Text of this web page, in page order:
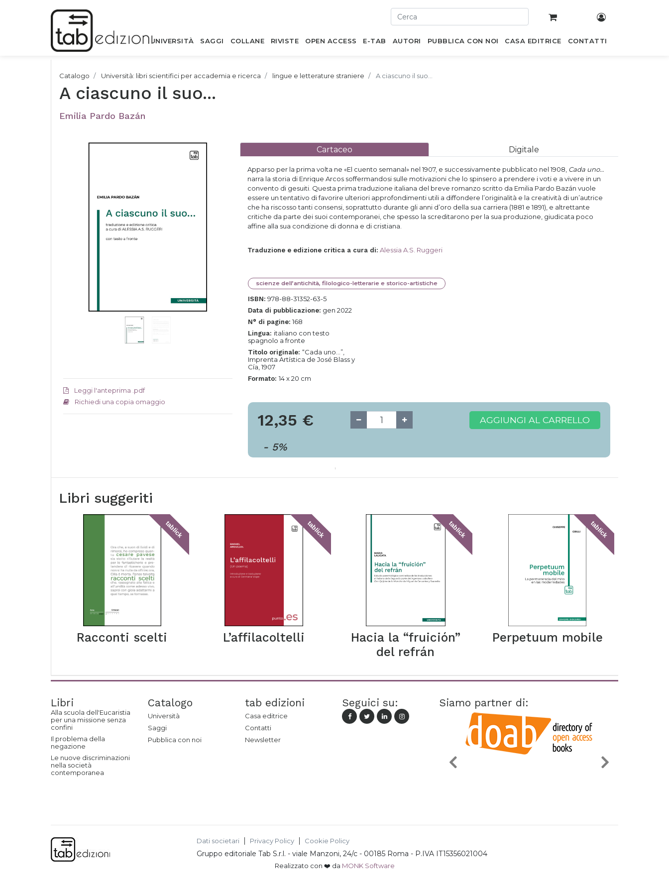
UNIVERSITÀ SAGGI COLLANE RIVISTE OPEN ACCESS E-TAB AUTORI PUBBLICA CON NOI CASA EDITRICE CONTATTI
Catalogo Università: libri scientifici per accademia e ricerca lingue e letterature straniere A ciascuno il suo...
A ciascuno il suo...
Emilia Pardo Bazán
Leggi l'anteprima .pdf
Richiedi una copia omaggio
Cartaceo Digitale
Apparso per la prima volta ne «El cuento semanal» nel 1907, e successivamente pubblicato nel 1908, Cada uno…
narra la storia di Enrique Arcos soffermandosi sulle motivazioni che lo spinsero a prendere i voti e a vivere in un
convento di gesuiti. Questa prima traduzione italiana del breve romanzo scritto da Emilia Pardo Bazán vuole
essere un tentativo di favorire ulteriori approfondimenti utili a diffondere l’originalità e la creatività di un’autrice
che ha riscosso tanti consensi, soprattutto durante gli anni d’oro della sua carriera (1881 e 1891), e altrettante
critiche da parte dei suoi contemporanei, che spesso la screditarono per la sua produzione, giudicata poco
affine alla sua condizione di donna e di cristiana.
Traduzione e edizione critica a cura di: Alessia A.S. Ruggeri
scienze dell’antichità, filologico-letterarie e storico-artistiche
ISBN: 978-88-31352-63-5
Data di pubblicazione: gen 2022
N° di pagine: 168
Lingua: italiano con testo
spagnolo a fronte
Titolo originale: “Cada uno...”,
Imprenta Artística de José Blass y
Cía, 1907
Formato: 14 x 20 cm
12,35 €
- 5%
AGGIUNGI AL CARRELLO
Libri suggeriti
tablick
Racconti scelti
tablick
L’affilacoltelli
tablick
Hacia la “fruición”
del refrán
tablick
Perpetuum mobile
Libri
Alla scuola dell'Eucaristia
per una missione senza
confini
Il problema della
negazione
Le nuove discriminazioni
nella società
contemporanea
Catalogo
Università
Saggi
Pubblica con noi
tab edizioni
Casa editrice
Contatti
Newsletter
Seguici su: Siamo partner di:
Dati societari Privacy Policy Cookie Policy
Gruppo editoriale Tab S.r.l. - viale Manzoni, 24/c - 00185 Roma - P.IVA IT15356021004
Realizzato con ❤️ da MONK Software